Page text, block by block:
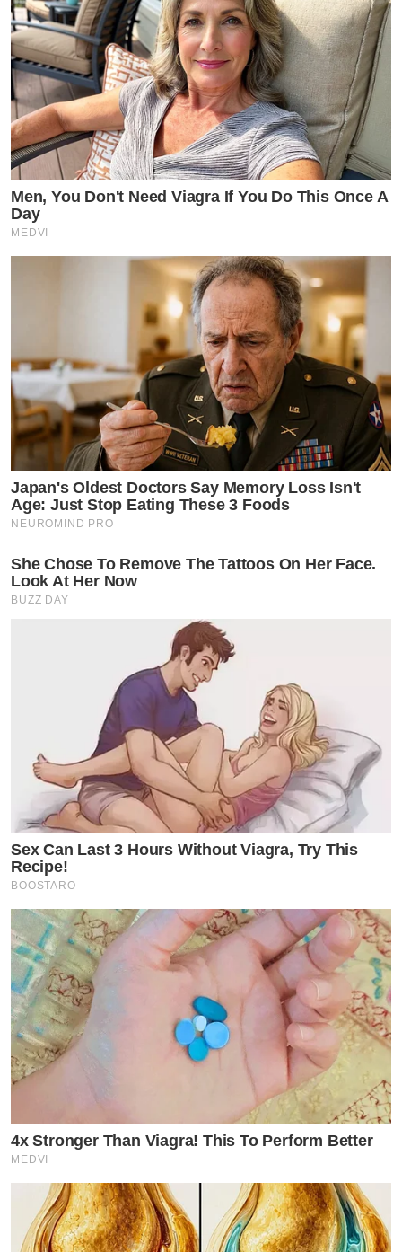
Men, You Don't Need Viagra If You Do This Once A
Day
MEDVI
Japan's Oldest Doctors Say Memory Loss Isn't
Age: Just Stop Eating These 3 Foods
NEUROMIND PRO
She Chose To Remove The Tattoos On Her Face.
Look At Her Now
BUZZ DAY
Sex Can Last 3 Hours Without Viagra, Try This
Recipe!
BOOSTARO
4x Stronger Than Viagra! This To Perform Better
MEDVI